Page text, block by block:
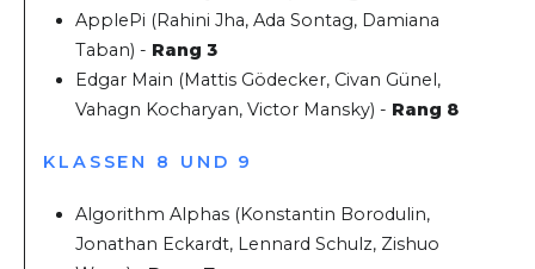
ApplePi (Rahini Jha, Ada Sontag, Damiana
Taban) - Rang 3
Edgar Main (Mattis Gödecker, Civan Günel,
Vahagn Kocharyan, Victor Mansky) - Rang 8
KLASSEN 8 UND 9
Algorithm Alphas (Konstantin Borodulin,
Jonathan Eckardt, Lennard Schulz, Zishuo